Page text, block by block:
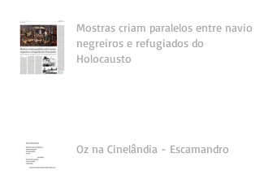
Mostras criam paralelos entre navios
negreiros e refugiados do
Holocausto
Oz na Cinelândia - Escamandro